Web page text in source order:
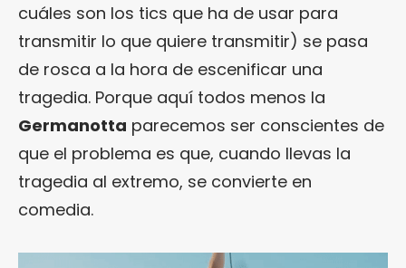
cuáles son los tics que ha de usar para
transmitir lo que quiere transmitir) se pasa
de rosca a la hora de escenificar una
tragedia. Porque aquí todos menos la
Germanotta parecemos ser conscientes de
que el problema es que, cuando llevas la
tragedia al extremo, se convierte en
comedia.